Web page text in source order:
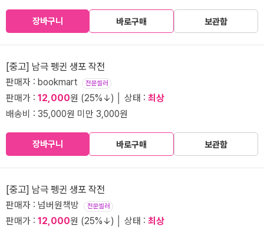
장바구니 바로구매 보관함
[중고] 남극 펭귄 생포 작전
판매자 : bookmart 전문셀러
판매가 : 12,000원 (25%↓) │ 상태 : 최상
배송비 : 35,000원 미만 3,000원
장바구니 바로구매 보관함
[중고] 남극 펭귄 생포 작전
판매자 : 넘버원책방 전문셀러
판매가 : 12,000원 (25%↓) │ 상태 : 최상